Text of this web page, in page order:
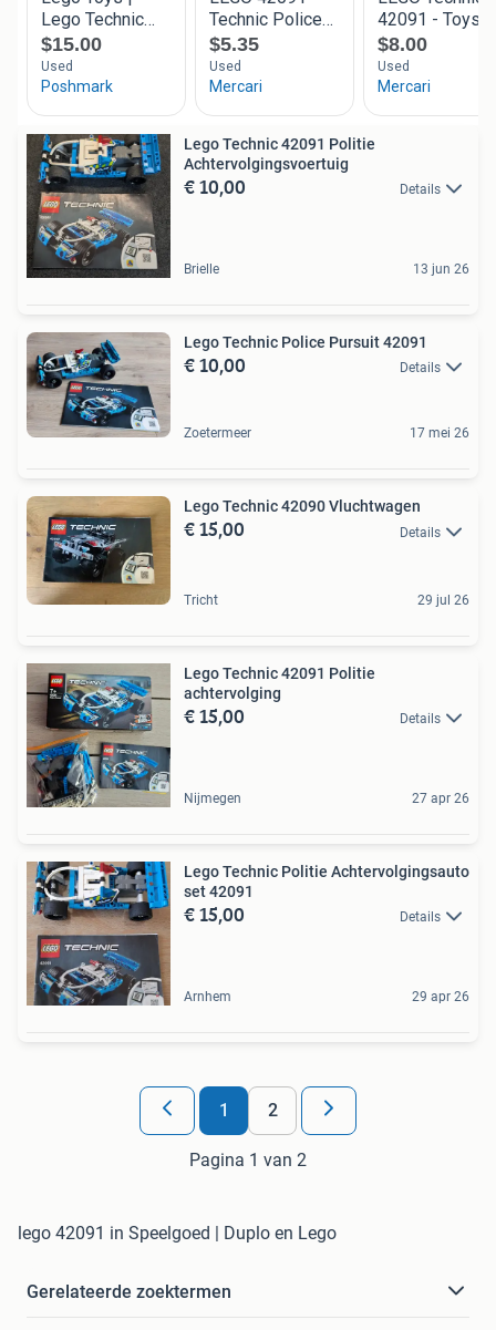
Lego Technic 42091 Politie
Achtervolgingsvoertuig
€ 10,00 Details
Brielle 13 jun 26
Lego Technic Police Pursuit 42091
€ 10,00 Details
Zoetermeer 17 mei 26
Lego Technic 42090 Vluchtwagen
€ 15,00 Details
Tricht 29 jul 26
Lego Technic 42091 Politie
achtervolging
€ 15,00 Details
Nijmegen 27 apr 26
Lego Technic Politie Achtervolgingsauto
set 42091
€ 15,00 Details
Arnhem 29 apr 26
1 2
Pagina 1 van 2
lego 42091 in Speelgoed | Duplo en Lego
Gerelateerde zoektermen